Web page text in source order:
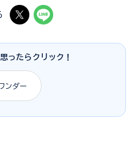
ったらクリック！
ンダー